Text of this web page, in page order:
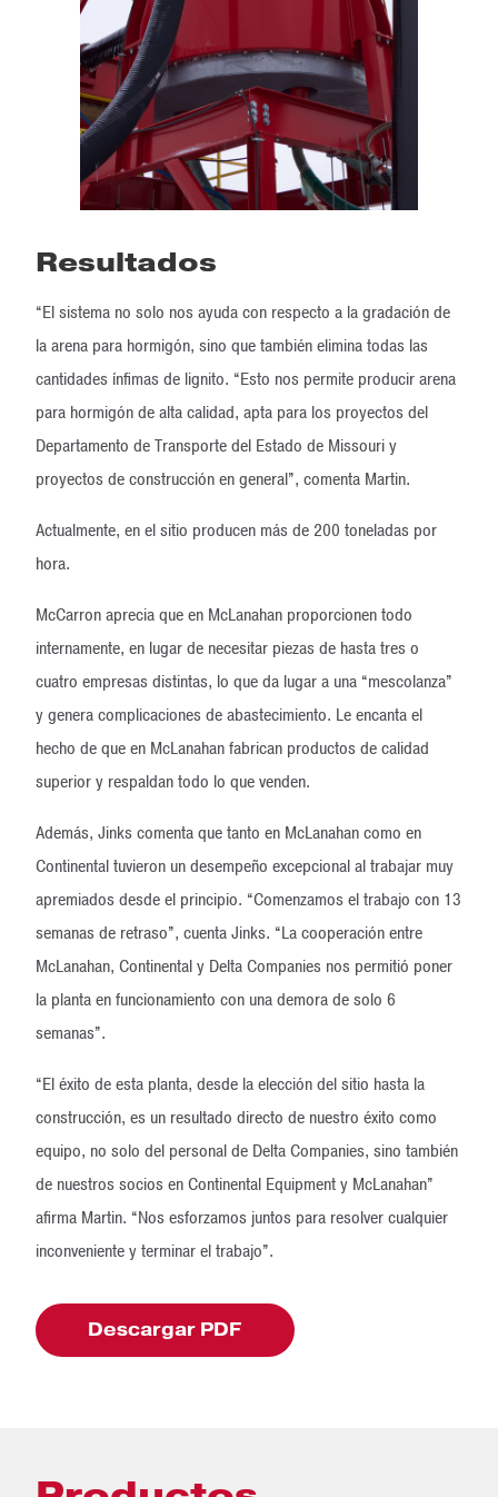
Resultados
“El sistema no solo nos ayuda con respecto a la gradación de
la arena para hormigón, sino que también elimina todas las
cantidades ínfimas de lignito. “Esto nos permite producir arena
para hormigón de alta calidad, apta para los proyectos del
Departamento de Transporte del Estado de Missouri y
proyectos de construcción en general”, comenta Martin.
Actualmente, en el sitio producen más de 200 toneladas por
hora.
McCarron aprecia que en McLanahan proporcionen todo
internamente, en lugar de necesitar piezas de hasta tres o
cuatro empresas distintas, lo que da lugar a una “mescolanza”
y genera complicaciones de abastecimiento. Le encanta el
hecho de que en McLanahan fabrican productos de calidad
superior y respaldan todo lo que venden.
Además, Jinks comenta que tanto en McLanahan como en
Continental tuvieron un desempeño excepcional al trabajar muy
apremiados desde el principio. “Comenzamos el trabajo con 13
semanas de retraso”, cuenta Jinks. “La cooperación entre
McLanahan, Continental y Delta Companies nos permitió poner
la planta en funcionamiento con una demora de solo 6
semanas”.
“El éxito de esta planta, desde la elección del sitio hasta la
construcción, es un resultado directo de nuestro éxito como
equipo, no solo del personal de Delta Companies, sino también
de nuestros socios en Continental Equipment y McLanahan”
afirma Martin. “Nos esforzamos juntos para resolver cualquier
inconveniente y terminar el trabajo”.
Descargar PDF